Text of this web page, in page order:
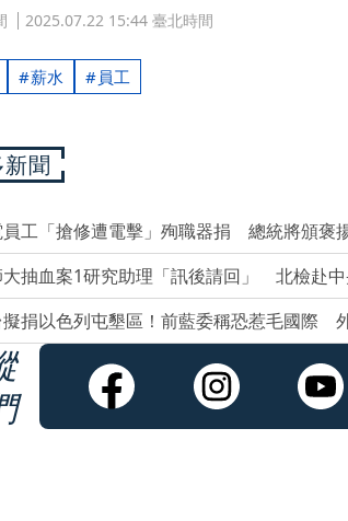
2025.07.22 15:44 臺北時間
薪水 員工
聞
員工「搶修遭電擊」殉職器捐 總統將頒褒
大抽血案1研究助理「訊後請回」 北檢赴
捐以色列屯墾區！前藍委稱恐惹毛國際